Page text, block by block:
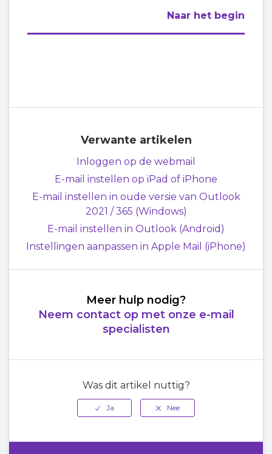
Naar het begin
Verwante artikelen
Inloggen op de webmail
E-mail instellen op iPad of iPhone
E-mail instellen in oude versie van Outlook
2021 / 365 (Windows)
E-mail instellen in Outlook (Android)
Instellingen aanpassen in Apple Mail (iPhone)
Meer hulp nodig?
Neem contact op met onze e-mail
specialisten
Was dit artikel nuttig?